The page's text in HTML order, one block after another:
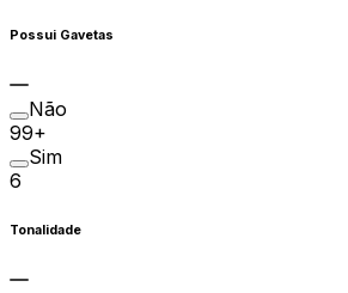
Possui Gavetas
Não
99+
Sim
6
Tonalidade